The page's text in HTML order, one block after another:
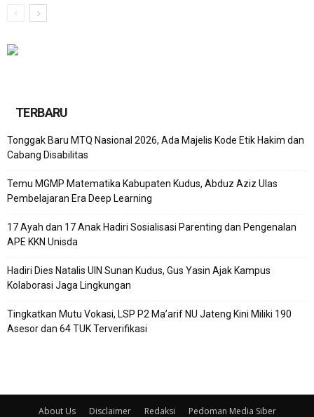
TERBARU
Tonggak Baru MTQ Nasional 2026, Ada Majelis Kode Etik Hakim dan
Cabang Disabilitas
Temu MGMP Matematika Kabupaten Kudus, Abduz Aziz Ulas
Pembelajaran Era Deep Learning
17 Ayah dan 17 Anak Hadiri Sosialisasi Parenting dan Pengenalan
APE KKN Unisda
Hadiri Dies Natalis UIN Sunan Kudus, Gus Yasin Ajak Kampus
Kolaborasi Jaga Lingkungan
Tingkatkan Mutu Vokasi, LSP P2 Ma’arif NU Jateng Kini Miliki 190
Asesor dan 64 TUK Terverifikasi
About Us Disclaimer Redaksi Pedoman Media Siber